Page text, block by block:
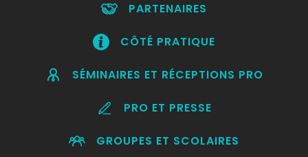
PARTENAIRES
CÔTÉ PRATIQUE
SÉMINAIRES ET RÉCEPTIONS PRO
PRO ET PRESSE
GROUPES ET SCOLAIRES